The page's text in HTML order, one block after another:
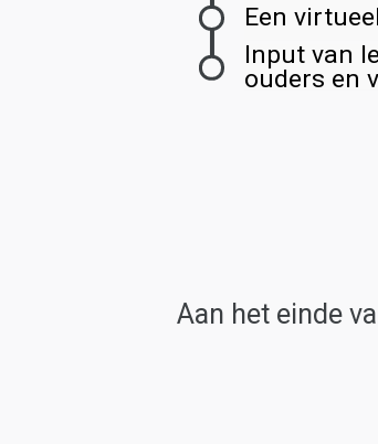
Input van
ouders en
Een
Aan het einde